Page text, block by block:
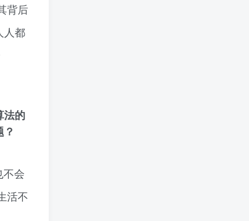
背后
人都
法的
会
活不